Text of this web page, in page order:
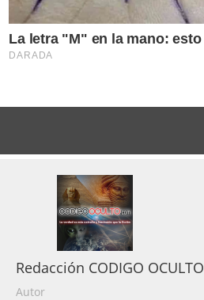
Redacción CODIGO OCULTO
Autor